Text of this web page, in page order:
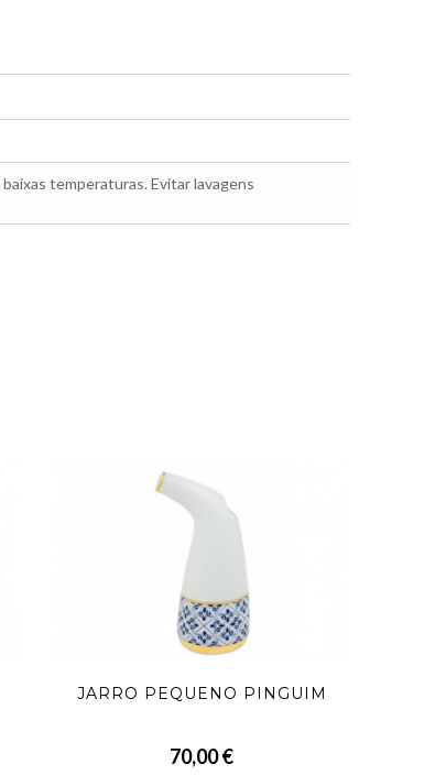
temperaturas. Evitar lavagens
JARRO PEQUENO PINGUIM
70,00 €